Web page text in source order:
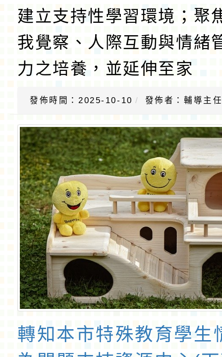
建立支持性學習環境；聚
我覺察、人際互動與情緒
力之培養，並延伸至家
發佈時間：2025-10-10 發佈者：輔導主
轉知本市特殊教育學生